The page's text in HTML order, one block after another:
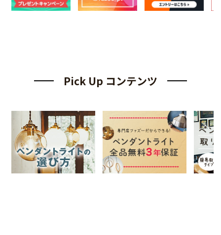
Pick Up コンテンツ